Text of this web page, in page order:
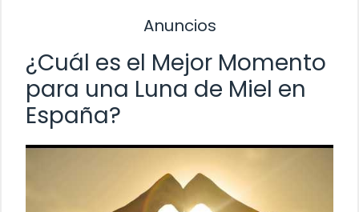
Anuncios
¿Cuál es el Mejor Momento
para una Luna de Miel en
España?